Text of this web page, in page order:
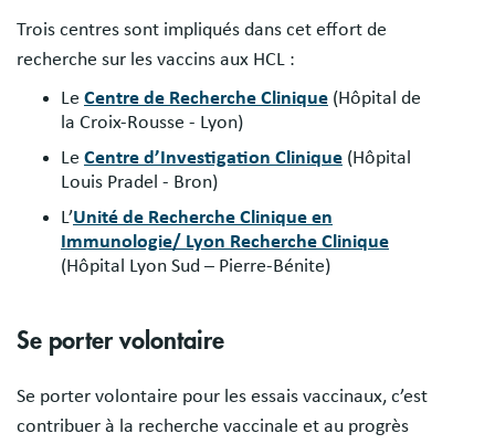
Trois centres sont impliqués dans cet effort de
recherche sur les vaccins aux HCL :
Le Centre de Recherche Clinique (Hôpital de
la Croix-Rousse - Lyon)
Le Centre d’Investigation Clinique (Hôpital
Louis Pradel - Bron)
L’Unité de Recherche Clinique en
Immunologie/ Lyon Recherche Clinique
(Hôpital Lyon Sud – Pierre-Bénite)
Se porter volontaire
Se porter volontaire pour les essais vaccinaux, c’est
contribuer à la recherche vaccinale et au progrès